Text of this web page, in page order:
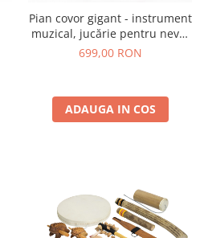
Pian covor gigant - instrument
muzical, jucărie pentru nevoi
speciale
699,00 RON
ADAUGA IN COS